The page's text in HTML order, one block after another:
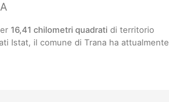
16,41 chilometri quadrati di territorio
Istat, il comune di Trana ha attualmente